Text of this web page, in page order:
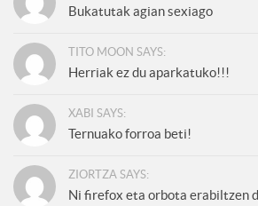
Bukatutak agian sexiago
TITO MOON SAYS:
Herriak ez du aparkatuko!!!
XABI SAYS:
Ternuako forroa beti!
ZIORTZA SAYS:
Ni firefox eta orbota erabiltzen